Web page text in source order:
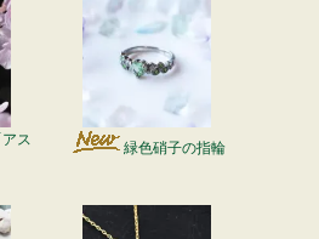
ス 緑色硝子の指輪